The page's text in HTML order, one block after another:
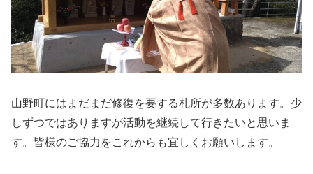
山野町にはまだまだ修復を要する札所が多数あります。少
しずつではありますが活動を継続して行きたいと思いま
す。皆様のご協力をこれからも宜しくお願いします。